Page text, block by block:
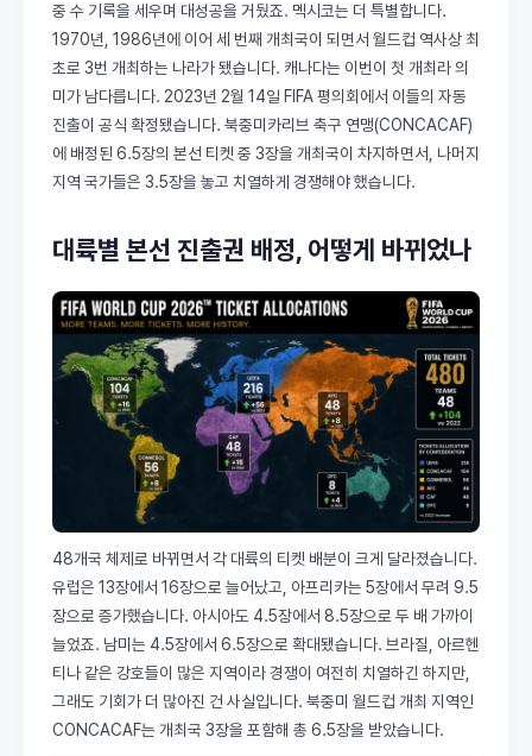
중 수 기록을 세우며 대성공을 거뒀죠. 멕시코는 더 특별합니다.
1970년, 1986년에 이어 세 번째 개최국이 되면서 월드컵 역사상 최
초로 3번 개최하는 나라가 됐습니다. 캐나다는 이번이 첫 개최라 의
미가 남다릅니다. 2023년 2월 14일 FIFA 평의회에서 이들의 자동
진출이 공식 확정됐습니다. 북중미카리브 축구 연맹(CONCACAF)
에 배정된 6.5장의 본선 티켓 중 3장을 개최국이 차지하면서, 나머지
지역 국가들은 3.5장을 놓고 치열하게 경쟁해야 했습니다.
대륙별 본선 진출권 배정, 어떻게 바뀌었나
48개국 체제로 바뀌면서 각 대륙의 티켓 배분이 크게 달라졌습니다.
유럽은 13장에서 16장으로 늘어났고, 아프리카는 5장에서 무려 9.5
장으로 증가했습니다. 아시아도 4.5장에서 8.5장으로 두 배 가까이
늘었죠. 남미는 4.5장에서 6.5장으로 확대됐습니다. 브라질, 아르헨
티나 같은 강호들이 많은 지역이라 경쟁이 여전히 치열하긴 하지만,
그래도 기회가 더 많아진 건 사실입니다. 북중미 월드컵 개최 지역인
CONCACAF는 개최국 3장을 포함해 총 6.5장을 받았습니다.